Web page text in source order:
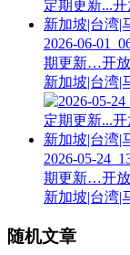
2026-06-
期更新…开放
新加坡|台湾|
2026-05-
期更新…开放
新加坡|台湾|
随机文章